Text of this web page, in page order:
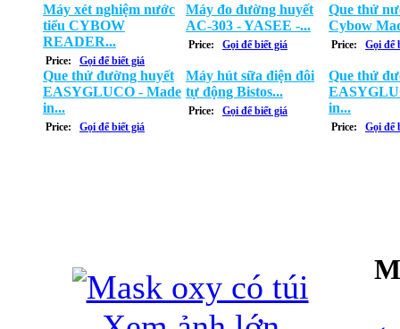
Máy xét nghiệm nước
tiểu CYBOW
READER...
Price: Gọi để biết giá
Máy đo đường huyết
AC-303 - YASEE -...
Price: Gọi để biết giá
Que thử
Cybow
Price: Gọi để
Que thử đường huyết
EASYGLUCO - Made
in...
Price: Gọi để biết giá
Máy hút sữa điện đôi
tự động Bistos...
Price: Gọi để biết giá
Que thử
in...
Price: Gọi để